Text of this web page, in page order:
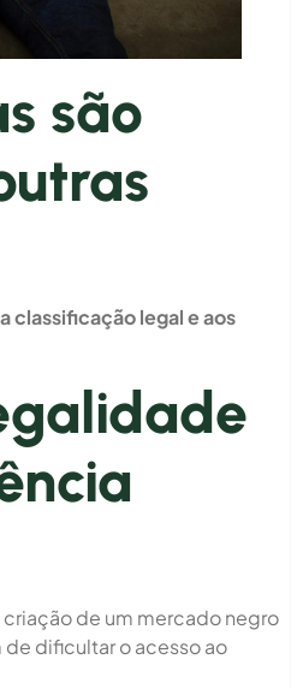
são
classificação legal e aos
criação de um mercado negro
dificultar o acesso ao